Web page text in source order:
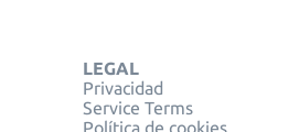
LEGAL
Privacidad
Service Terms